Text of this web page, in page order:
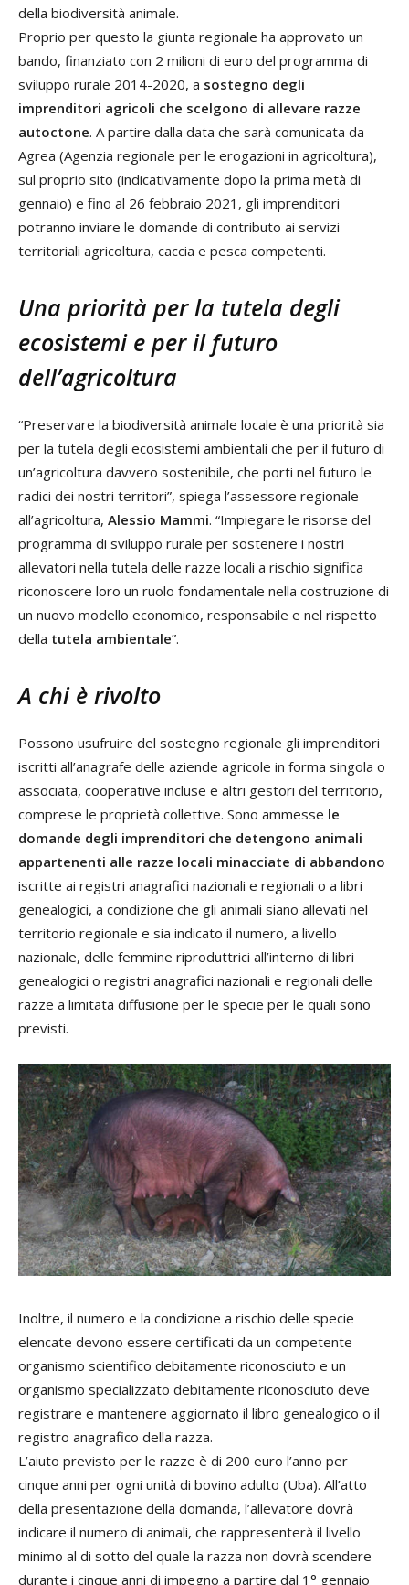
della biodiversità animale.
Proprio per questo la giunta regionale ha approvato un
bando, finanziato con 2 milioni di euro del programma di
sviluppo rurale 2014-2020, a sostegno degli
imprenditori agricoli che scelgono di allevare razze
autoctone. A partire dalla data che sarà comunicata da
Agrea (Agenzia regionale per le erogazioni in agricoltura),
sul proprio sito (indicativamente dopo la prima metà di
gennaio) e fino al 26 febbraio 2021, gli imprenditori
potranno inviare le domande di contributo ai servizi
territoriali agricoltura, caccia e pesca competenti.
Una priorità per la tutela degli
ecosistemi e per il futuro
dell’agricoltura
“Preservare la biodiversità animale locale è una priorità sia
per la tutela degli ecosistemi ambientali che per il futuro di
un’agricoltura davvero sostenibile, che porti nel futuro le
radici dei nostri territori”, spiega l’assessore regionale
all’agricoltura, Alessio Mammi. “Impiegare le risorse del
programma di sviluppo rurale per sostenere i nostri
allevatori nella tutela delle razze locali a rischio significa
riconoscere loro un ruolo fondamentale nella costruzione di
un nuovo modello economico, responsabile e nel rispetto
della tutela ambientale”.
A chi è rivolto
Possono usufruire del sostegno regionale gli imprenditori
iscritti all’anagrafe delle aziende agricole in forma singola o
associata, cooperative incluse e altri gestori del territorio,
comprese le proprietà collettive. Sono ammesse le
domande degli imprenditori che detengono animali
appartenenti alle razze locali minacciate di abbandono
iscritte ai registri anagrafici nazionali e regionali o a libri
genealogici, a condizione che gli animali siano allevati nel
territorio regionale e sia indicato il numero, a livello
nazionale, delle femmine riproduttrici all’interno di libri
genealogici o registri anagrafici nazionali e regionali delle
razze a limitata diffusione per le specie per le quali sono
previsti.
Inoltre, il numero e la condizione a rischio delle specie
elencate devono essere certificati da un competente
organismo scientifico debitamente riconosciuto e un
organismo specializzato debitamente riconosciuto deve
registrare e mantenere aggiornato il libro genealogico o il
registro anagrafico della razza.
L’aiuto previsto per le razze è di 200 euro l’anno per
cinque anni per ogni unità di bovino adulto (Uba). All’atto
della presentazione della domanda, l’allevatore dovrà
indicare il numero di animali, che rappresenterà il livello
minimo al di sotto del quale la razza non dovrà scendere
durante i cinque anni di impegno a partire dal 1° gennaio